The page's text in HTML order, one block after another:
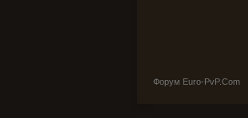
Форум Euro-PvP.Com